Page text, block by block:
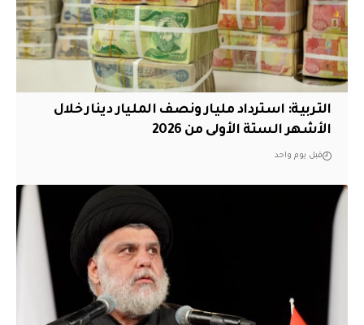
التربية: استرداد مليار ونصف المليار دينار خلال
الأشهر الستة الأولى من 2026
قبل يوم واحد